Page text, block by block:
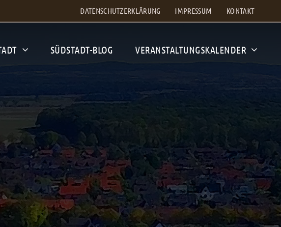
DATENSCHUTZERKLÄRUNG IMPRESSUM KONTAKT
SÜDSTADT-BLOG VERANSTALTUNGSKALENDER